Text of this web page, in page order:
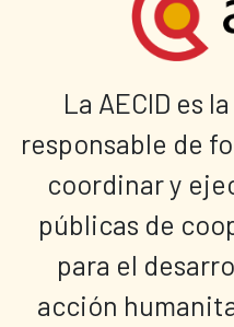
La AECID es
responsable de
coordinar y
públicas de
para el
acción